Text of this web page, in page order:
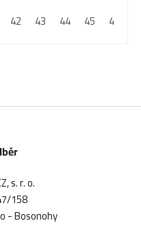
42 43 44 45 46
s. r. o.
158
- Bosonohy